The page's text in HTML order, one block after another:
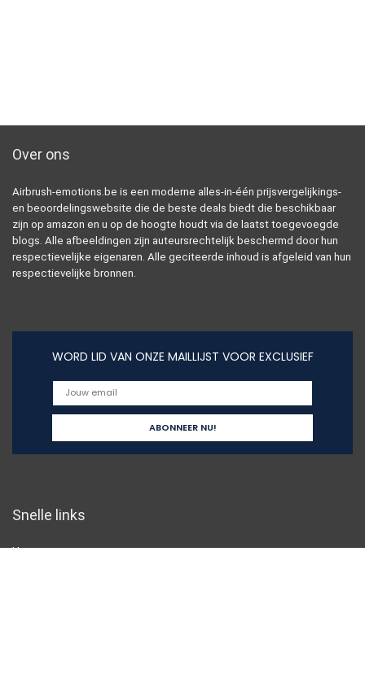
Over ons
Airbrush-emotions.be is een moderne alles-in-één prijsvergelijkings-
en beoordelingswebsite die de beste deals biedt die beschikbaar
zijn op amazon en u op de hoogte houdt via de laatst toegevoegde
blogs. Alle afbeeldingen zijn auteursrechtelijk beschermd door hun
respectievelijke eigenaren. Alle geciteerde inhoud is afgeleid van hun
respectievelijke bronnen.
WORD LID VAN ONZE MAILLIJST VOOR EXCLUSIEF
Snelle links
Home